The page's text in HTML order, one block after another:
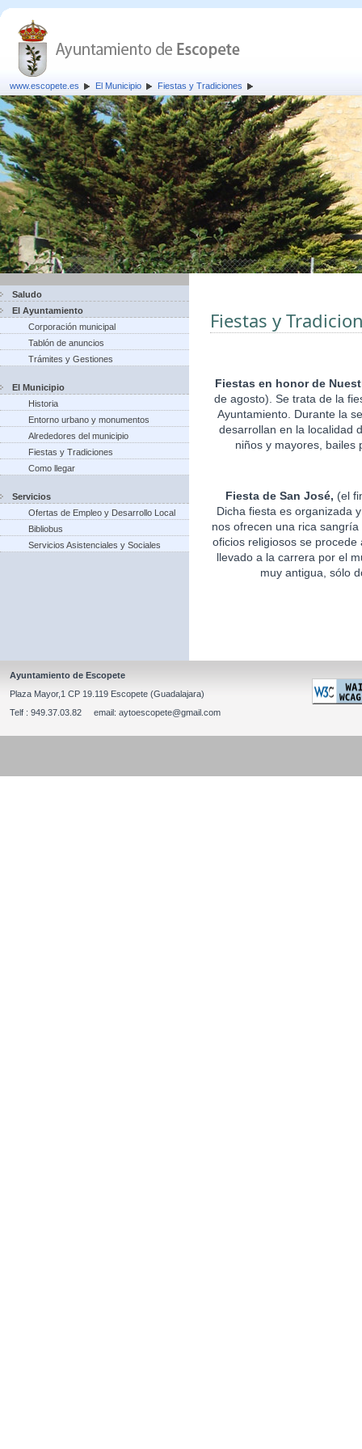
www.escopete.es El Municipio Fiestas y Tradiciones
Saludo
El Ayuntamiento
Corporación municipal
Tablón de anuncios
Trámites y Gestiones
El Municipio
Historia
Entorno urbano y monumentos
Alrededores del municipio
Fiestas y Tradiciones
Como llegar
Servicios
Ofertas de Empleo y Desarrollo Local
Bibliobus
Servicios Asistenciales y Sociales
Fiestas y
Fiestas en honor de
de agosto). Se trata de la
Ayuntamiento. Durante la
desarrollan en la localidad
niños y mayores, bailes
Fiesta de San José, (el
Dicha fiesta es organizada
nos ofrecen una rica
oficios religiosos se
llevado a la carrera por el
muy antigua, sólo
Ayuntamiento de Escopete
Plaza Mayor,1 CP 19.119 Escopete (Guadalajara)
Telf : 949.37.03.82 email: aytoescopete@gmail.com